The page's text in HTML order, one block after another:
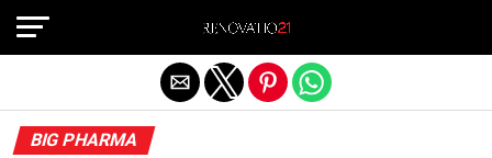
BIG PHARMA
Exit mobile version